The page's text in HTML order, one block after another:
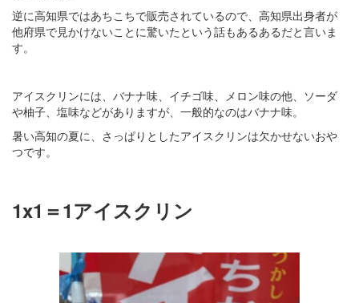
逆に高知県ではあちこちで販売されているので、高知県出身者が
他府県で見かけないことに驚いたという話もあるあるだと言いま
す。
アイスクリンには、バナナ味、イチゴ味、メロン味の他、ソーダ
や柚子、塩味などがありますが、一般的なのはバナナ味。
暑い高知の夏に、さっぱりとしたアイスクリンは欠かせないおや
つです。
1x1＝1アイスクリン